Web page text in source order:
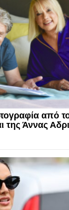
από
της Άννας